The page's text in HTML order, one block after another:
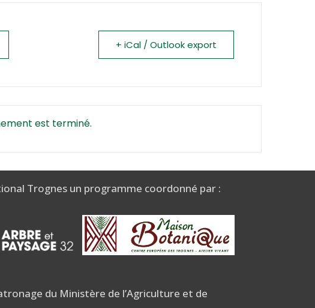
+ iCal / Outlook export
est terminé.
Trognes un programme coordonné par :
du Ministère de l’Agriculture et de